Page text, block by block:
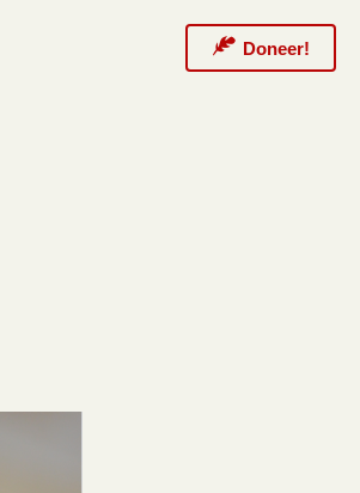
Doneer!